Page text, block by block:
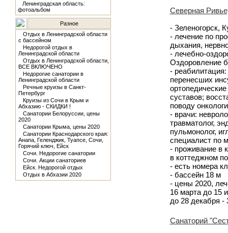
Ленинградская область:
фотоальбом
Разное
Отдых в Ленинградской области
с бассейном
Недорогой отдых в
Ленинградской области
Отдых в Ленинградской области,
ВСЕ ВКЛЮЧЕНО
Недорогие санатории в
Ленинградской области
Речные круизы в Санкт-
Петербург
Круизы из Сочи в Крым и
Абхазию - СКИДКИ !
Санатории Белоруссии, цены
2020
Санатории Крыма, цены 2020
Санатории Краснодарского края:
Анапа, Геленджик, Туапсе, Сочи,
Горячий ключ, Ейск
Сочи. Недорогие санатории
Сочи. Акции санаториев
Ейск. Недорогой отдых
Отдых в Абхазии 2020
Северная
- Зеленогорск,
- лечение по
дыхания,
- лечебно-
Оздоровление
-
перенесших
суставов;
поводу
- врачи:
травматолог,
пульмонолог,
специалист по
- проживание в
в коттеджном
- есть номера
- бассейн 18 м
- цены 2020,
16 марта до 15
до 28 декабря -
Санаторий